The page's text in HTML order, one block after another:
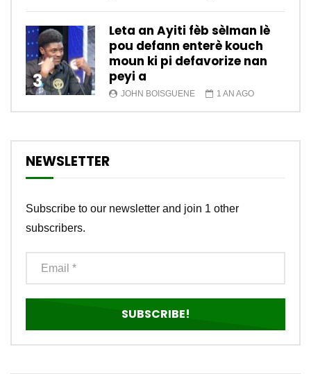
3
Leta an Ayiti fèb sèlman lè
pou defann enterè kouch
moun ki pi defavorize nan
peyi a
JOHN BOISGUENE 1 AN AGO
NEWSLETTER
Subscribe to our newsletter and join 1 other
subscribers.